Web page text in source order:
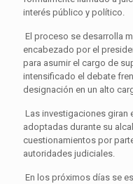
interés público y político.
El proceso se desarrolla
encabezado por el
para asumir el cargo de
intensificado el debate
designación en un alto
Las investigaciones giran
adoptadas durante su
cuestionamientos por
autoridades judiciales.
En los próximos días se